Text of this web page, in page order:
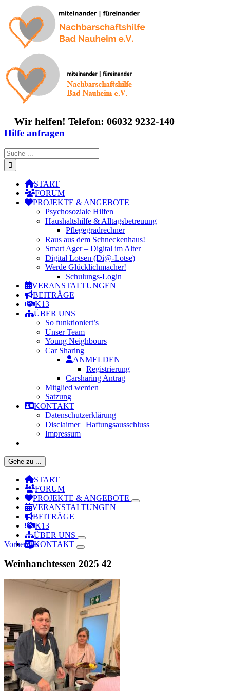
Inhalt
springen
Wir helfen! Telefon: 06032 9232-140
Hilfe anfragen
Suche
nach:
START
FORUM
PROJEKTE & ANGEBOTE
Psychosoziale Hilfen
Haushaltshilfe & Alltagsbetreuung
Pflegegradrechner
Raus aus dem Schneckenhaus!
Smart Ager – Digital im Alter
Digital Lotsen (Di@-Lotse)
Werde Glücklichmacher!
Schulungs-Login
VERANSTALTUNGEN
BEITRÄGE
K13
ÜBER UNS
So funktioniert’s
Unser Team
Young Neighbours
Car Sharing
ANMELDEN
Registrierung
Carsharing Antrag
Mitglied werden
Satzung
KONTAKT
Datenschutzerklärung
Disclaimer | Haftungsausschluss
Impressum
Gehe zu ...
START
FORUM
PROJEKTE & ANGEBOTE
VERANSTALTUNGEN
BEITRÄGE
K13
ÜBER UNS
KONTAKT
Vorheriges
Weinhanchtessen 2025 42